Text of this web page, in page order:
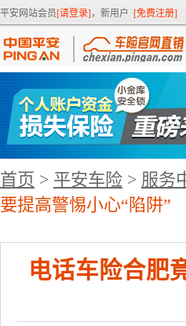
平安网站会员[请登录] ，新用户 [免费注册]
首页 > 平安车险 > 服务
要提高警惕小心“陷阱”
电话车险合肥